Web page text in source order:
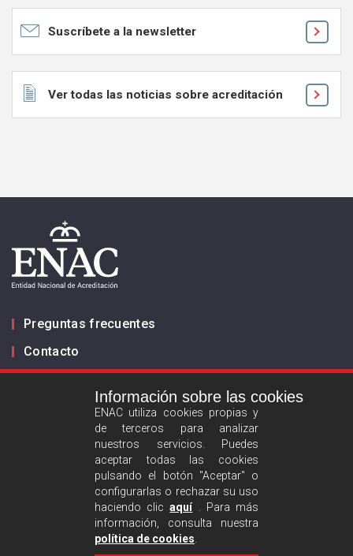
Suscríbete a la newsletter
Ver todas las noticias sobre acreditación
Preguntas frecuentes
Contacto
Política de privacidad
Política de cookies
Información sobre las cookies
ENAC utiliza cookies propias y
de terceros para analizar
nuestros servicios. Puedes
aceptar todas las cookies
pulsando el botón "Aceptar" o
configurarlas o rechazar su uso
haciendo clicaquí. Para más
información, consulta nuestra
política de cookies